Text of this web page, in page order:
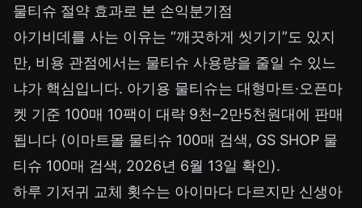
물티슈 절약 효과로 본 손익분기점
아기비데를 사는 이유는 “깨끗하게 씻기기”도 있지
만, 비용 관점에서는 물티슈 사용량을 줄일 수 있느
냐가 핵심입니다. 아기용 물티슈는 대형마트·오픈마
켓 기준 100매 10팩이 대략 9천–2만5천원대에 판매
됩니다 (이마트몰 물티슈 100매 검색, GS SHOP 물
티슈 100매 검색, 2026년 6월 13일 확인).
하루 기저귀 교체 횟수는 아이마다 다르지만 신생아